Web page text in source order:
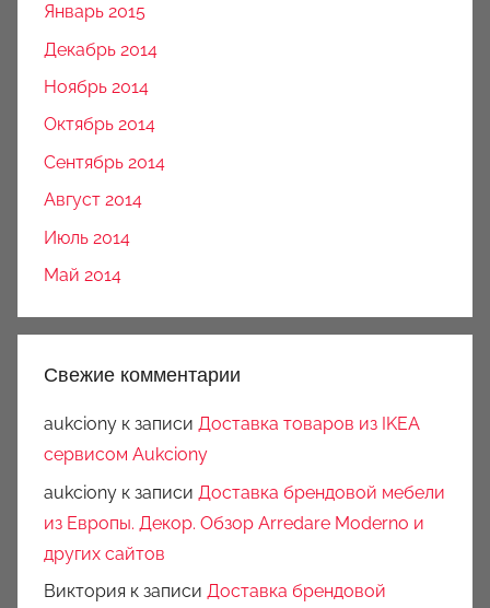
Январь 2015
Декабрь 2014
Ноябрь 2014
Октябрь 2014
Сентябрь 2014
Август 2014
Июль 2014
Май 2014
Свежие комментарии
aukciony к записи Доставка товаров из IKEA
сервисом Aukciony
aukciony к записи Доставка брендовой мебели
из Европы. Декор. Обзор Arredare Moderno и
других сайтов
Виктория к записи Доставка брендовой